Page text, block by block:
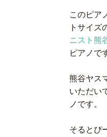
このピア
トサイズ
ニスト熊
ピアノで
熊谷ヤス
いただい
ノです。
そるとぴ